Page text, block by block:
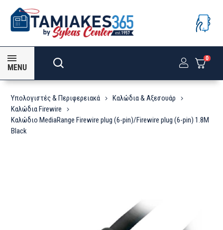
MENU
0
Υπολογιστές & Περιφερειακά
Καλώδια & Αξεσουάρ
Καλώδια Firewire
Καλώδιο MediaRange Firewire plug (6-pin)/Firewire plug (6-pin) 1.8M
Black